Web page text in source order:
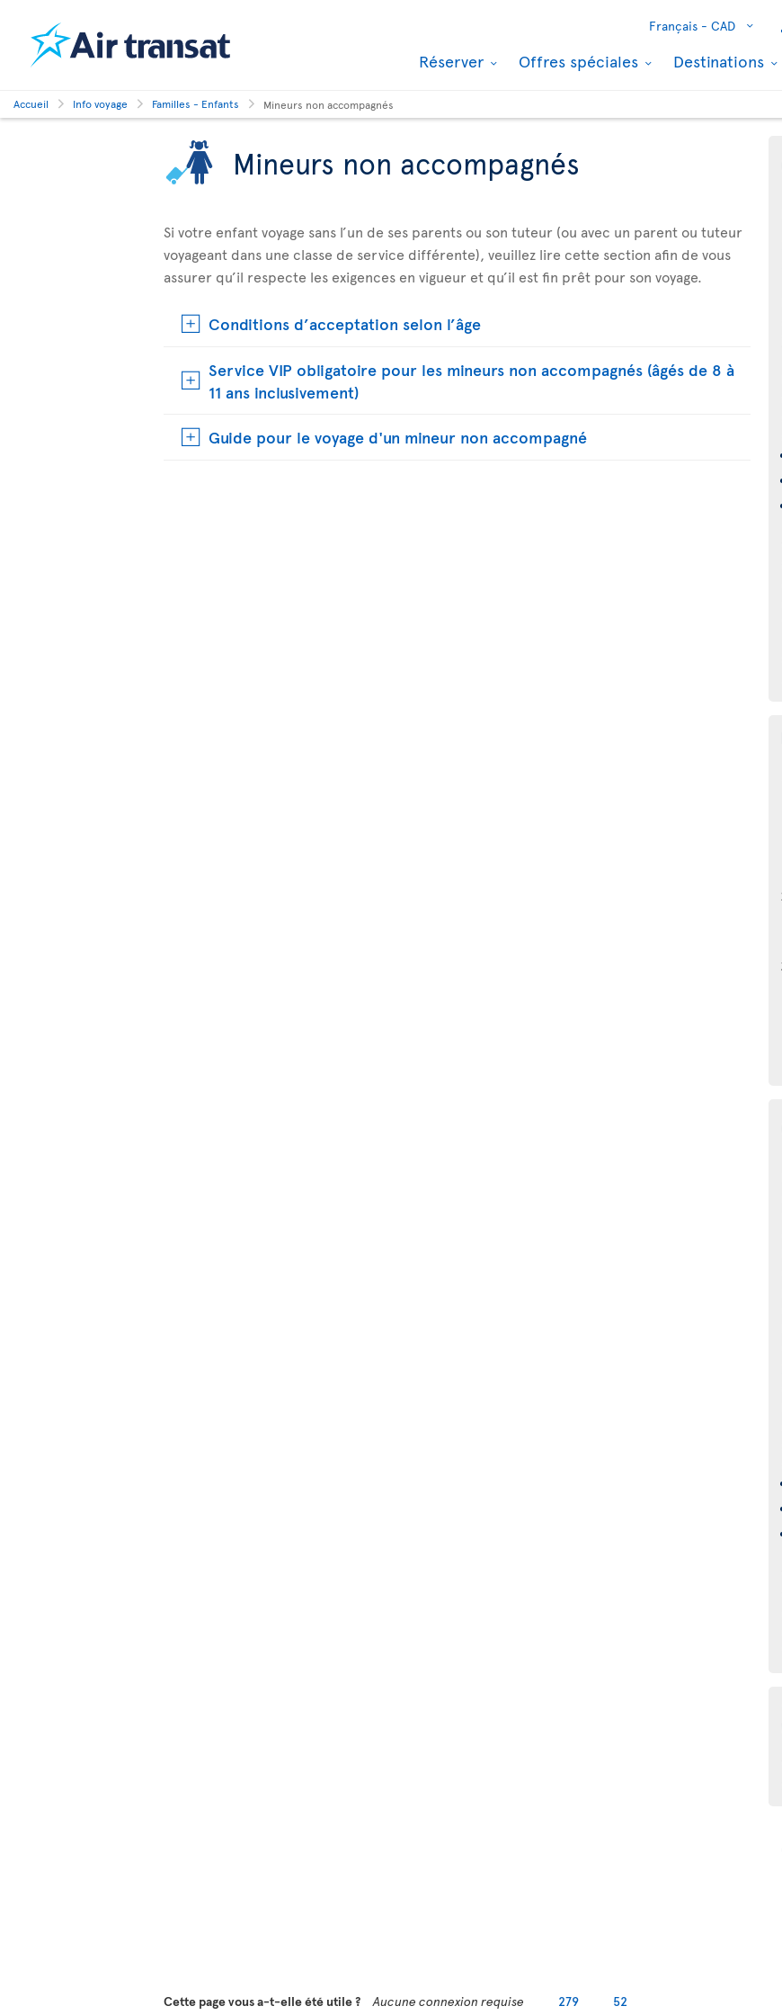
Français - CAD
Réserver Offres spéciales Destinations
Accueil Info voyage Familles - Enfants Mineurs non accompagnés
Mineurs non accompagnés
Si votre enfant voyage sans l’un de ses parents ou son tuteur (ou avec un parent ou tuteur
voyageant dans une classe de service différente), veuillez lire cette section afin de vous
assurer qu’il respecte les exigences en vigueur et qu’il est fin prêt pour son voyage.
Conditions d’acceptation selon l’âge
Service VIP obligatoire pour les mineurs non accompagnés (âgés de 8 à
11 ans inclusivement)
Guide pour le voyage d'un mineur non accompagné
Cette page vous a-t-elle été utile ? Aucune connexion requise 279 52